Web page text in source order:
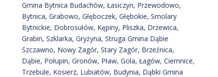
Gmina Bytnica Budachów, Łasiczyn, Przewodowo,
Bytnica, Grabowo, Głęboczek, Głębokie, Smolary
Bytnickie, Dobrosułów, Kępiny, Pliszka, Drzewica,
Grabin, Szklarka, Gryżyna, Struga Gmina Dąbie
Szczawno, Nowy Zagór, Stary Zagór, Brzeźnica,
Dąbie, Połupin, Gronów, Pław, Gola, Łagów, Ciemnice,
Trzebule, Kosierz, Lubiatów, Budynia, Dąbki Gmina